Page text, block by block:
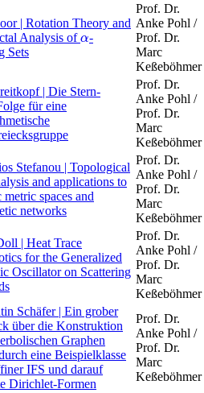
| Rotation Theory and
Analysis ofα
α-
Sets
Prof. Dr.
Anke Pohl /
Prof. Dr.
Marc
Keßeböhmer
| Die Stern-
für eine
Prof. Dr.
Anke Pohl /
Prof. Dr.
Marc
Keßeböhmer
Stefanou | Topological
and applications to
spaces and
networks
Prof. Dr.
Anke Pohl /
Prof. Dr.
Marc
Keßeböhmer
| Heat Trace
for the Generalized
Oscillator on Scattering
Prof. Dr.
Anke Pohl /
Prof. Dr.
Marc
Keßeböhmer
Schäfer | Ein grober
über die Konstruktion
Graphen
eine Beispielklasse
IFS und darauf
Dirichlet-Formen
Prof. Dr.
Anke Pohl /
Prof. Dr.
Marc
Keßeböhmer